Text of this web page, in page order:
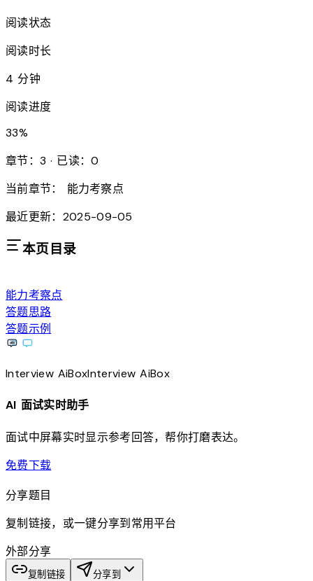
阅读状态
阅读时长
4 分钟
阅读进度
33%
章节：3 · 已读：0
当前章节：
能力考察点
最近更新：2025-09-05
本页目录
能力考察点
答题思路
答题示例
Interview AiBoxInterviewAiBox
AI 面试实时助手
面试中屏幕实时显示参考回答，帮你打磨表达。
免费下载download
分享题目
复制链接，或一键分享到常用平台
外部分享
复制链接 分享到